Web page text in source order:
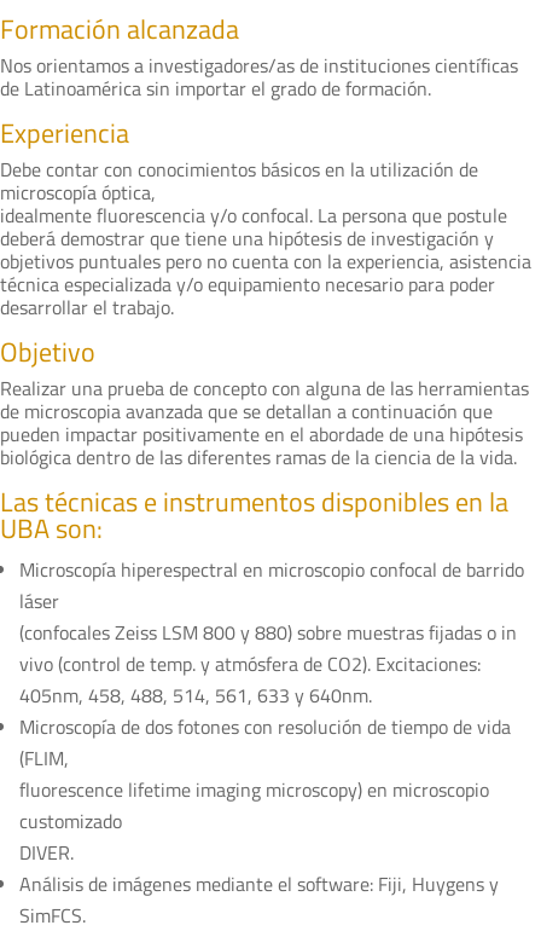
Formación alcanzada
Nos orientamos a investigadores/as de instituciones científicas
de Latinoamérica sin importar el grado de formación.
Experiencia
Debe contar con conocimientos básicos en la utilización de
microscopía óptica,
idealmente fluorescencia y/o confocal. La persona que postule
deberá demostrar que tiene una hipótesis de investigación y
objetivos puntuales pero no cuenta con la experiencia, asistencia
técnica especializada y/o equipamiento necesario para poder
desarrollar el trabajo.
Objetivo
Realizar una prueba de concepto con alguna de las herramientas
de microscopia avanzada que se detallan a continuación que
pueden impactar positivamente en el abordade de una hipótesis
biológica dentro de las diferentes ramas de la ciencia de la vida.
Las técnicas e instrumentos disponibles en la
UBA son:
Microscopía hiperespectral en microscopio confocal de barrido
láser
(confocales Zeiss LSM 800 y 880) sobre muestras fijadas o in
vivo (control de temp. y atmósfera de CO2). Excitaciones:
405nm, 458, 488, 514, 561, 633 y 640nm.
Microscopía de dos fotones con resolución de tiempo de vida
(FLIM,
fluorescence lifetime imaging microscopy) en microscopio
customizado
DIVER.
Análisis de imágenes mediante el software: Fiji, Huygens y
SimFCS.